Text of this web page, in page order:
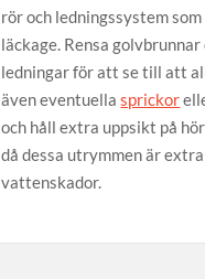
rör och ledningssystem
läckage. Rensa
ledningar för att se till att
även eventuellasprickor
och håll extra uppsikt på
då dessa utrymmen är
vattenskador.